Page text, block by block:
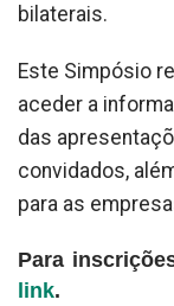
bilaterais.
Este Simpósio
aceder a
das
convidados,
para as
Para
link.